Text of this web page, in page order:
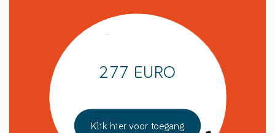
277 EURO
Klik hier voor toegang